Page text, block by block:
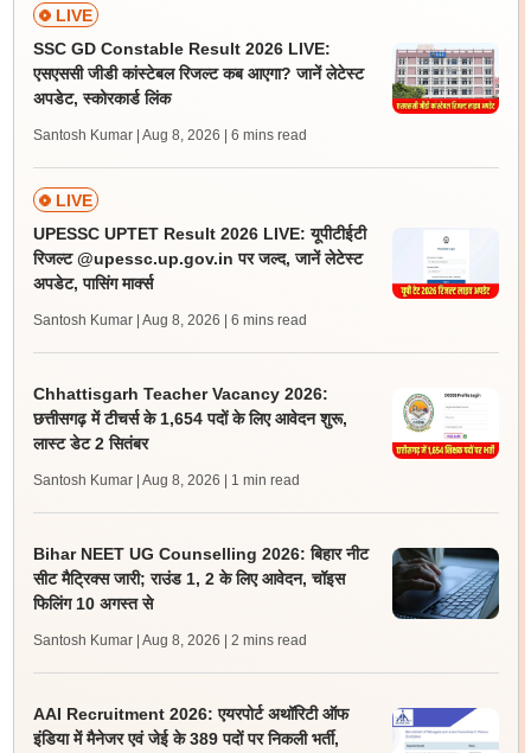
LIVE
SSC GD Constable Result 2026 LIVE:
एसएससी जीडी कांस्टेबल रिजल्ट कब आएगा? जानें लेटेस्ट
अपडेट, स्कोरकार्ड लिंक
Santosh Kumar | Aug 8, 2026 | 6 mins read
LIVE
UPESSC UPTET Result 2026 LIVE: यूपीटीईटी
रिजल्ट @upessc.up.gov.in पर जल्द, जानें लेटेस्ट
अपडेट, पासिंग मार्क्स
Santosh Kumar | Aug 8, 2026 | 6 mins read
Chhattisgarh Teacher Vacancy 2026:
छत्तीसगढ़ में टीचर्स के 1,654 पदों के लिए आवेदन शुरू,
लास्ट डेट 2 सितंबर
Santosh Kumar | Aug 8, 2026 | 1 min read
Bihar NEET UG Counselling 2026: बिहार नीट
सीट मैट्रिक्स जारी; राउंड 1, 2 के लिए आवेदन, चॉइस
फिलिंग 10 अगस्त से
Santosh Kumar | Aug 8, 2026 | 2 mins read
AAI Recruitment 2026: एयरपोर्ट अथॉरिटी ऑफ
इंडिया में मैनेजर एवं जेई के 389 पदों पर निकली भर्ती,